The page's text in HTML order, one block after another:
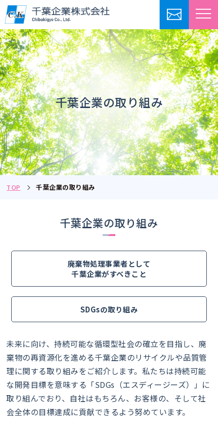
千葉企業の取り組み
TOP 千葉企業の取り組み
千葉企業の取り組み
廃棄物処理事業者として
千葉企業がすべきこと
SDGsの取り組み
未来に向け、持続可能な循環型社会の確立を目指し、廃
棄物の再資源化を進める千葉企業のリサイクルや品質管
理に関する取り組みをご紹介します。私たちは持続可能
な開発目標を意味する「SDGs（エスディージーズ）」に
取り組んでおり、自社はもちろん、お客様の、そして社
会全体の目標達成に貢献できるよう努めています。